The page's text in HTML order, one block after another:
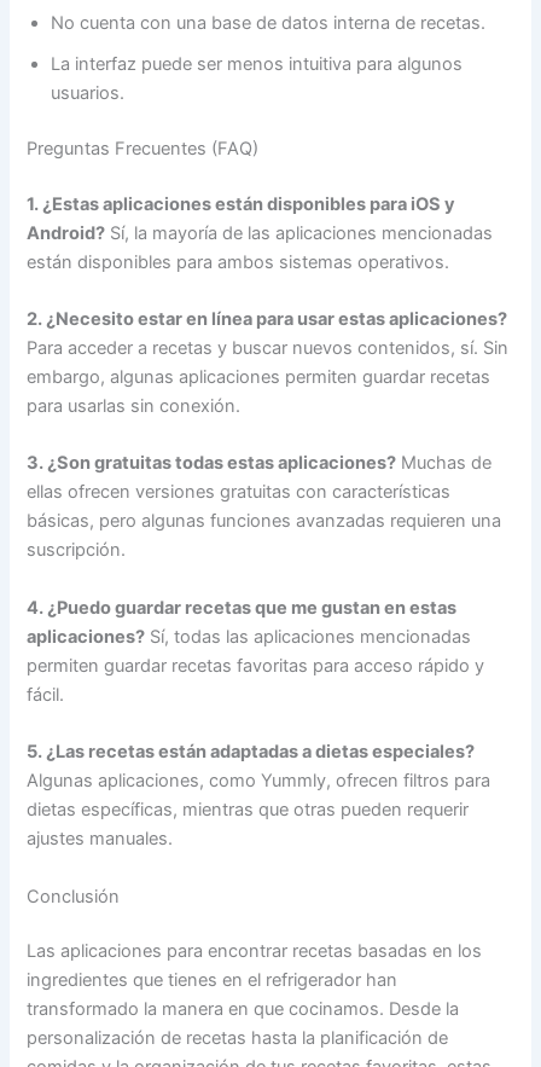
No cuenta con una base de datos interna de recetas.
La interfaz puede ser menos intuitiva para algunos
usuarios.
Preguntas Frecuentes (FAQ)
1. ¿Estas aplicaciones están disponibles para iOS y
Android? Sí, la mayoría de las aplicaciones mencionadas
están disponibles para ambos sistemas operativos.
2. ¿Necesito estar en línea para usar estas aplicaciones?
Para acceder a recetas y buscar nuevos contenidos, sí. Sin
embargo, algunas aplicaciones permiten guardar recetas
para usarlas sin conexión.
3. ¿Son gratuitas todas estas aplicaciones? Muchas de
ellas ofrecen versiones gratuitas con características
básicas, pero algunas funciones avanzadas requieren una
suscripción.
4. ¿Puedo guardar recetas que me gustan en estas
aplicaciones? Sí, todas las aplicaciones mencionadas
permiten guardar recetas favoritas para acceso rápido y
fácil.
5. ¿Las recetas están adaptadas a dietas especiales?
Algunas aplicaciones, como Yummly, ofrecen filtros para
dietas específicas, mientras que otras pueden requerir
ajustes manuales.
Conclusión
Las aplicaciones para encontrar recetas basadas en los
ingredientes que tienes en el refrigerador han
transformado la manera en que cocinamos. Desde la
personalización de recetas hasta la planificación de